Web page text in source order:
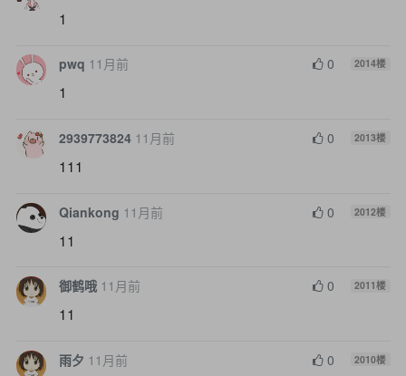
1
pwq 11月前 0 2014楼
1
2939773824 11月前 0 2013楼
111
Qiankong 11月前 0 2012楼
11
御鹤哦 11月前 0 2011楼
11
雨夕 11月前 0 2010楼